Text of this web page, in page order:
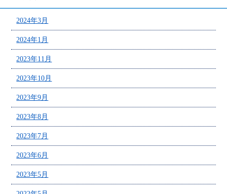
2024年3月
2024年1月
2023年11月
2023年10月
2023年9月
2023年8月
2023年7月
2023年6月
2023年5月